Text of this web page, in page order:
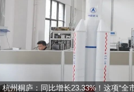
杭州桐庐：同比增长23.33%！这项“全